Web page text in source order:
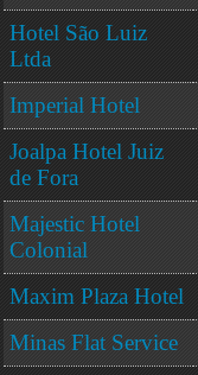
Hotel São Luiz
Ltda
Imperial Hotel
Joalpa Hotel Juiz
de Fora
Majestic Hotel
Colonial
Maxim Plaza Hotel
Minas Flat Service